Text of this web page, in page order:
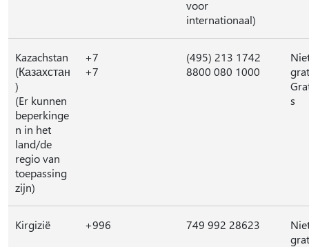
voor
internationaal)
Kazachstan
(Казахстан
)
(Er kunnen
beperkinge
n in het
land/de
regio van
toepassing
zijn)
+7
+7
(495) 213 1742
8800 080 1000
s
Kirgizië +996 749 992 28623